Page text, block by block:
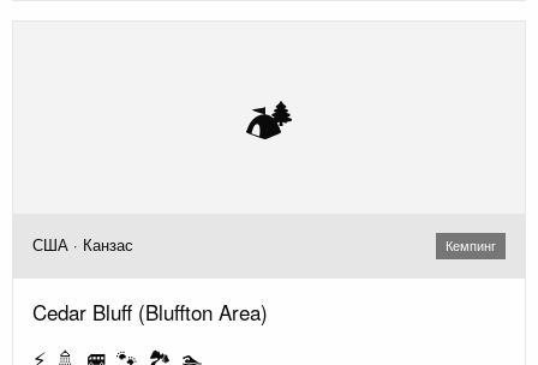
🏕️
США · Канзас Кемпинг
Cedar Bluff (Bluffton Area)
⚡ 🚿 🚐 🐾 🏞️ 🏊